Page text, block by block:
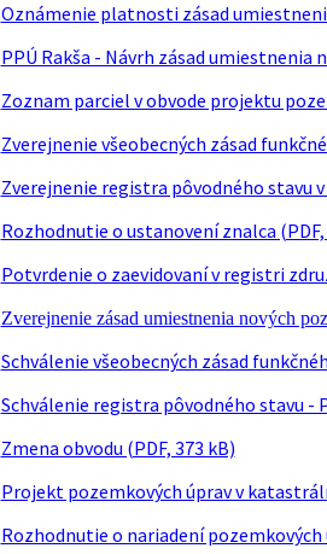
Oznámenie platnosti zásad
PPÚ Rakša - Návrh zásad umiestnenia
Zoznam parciel v obvode projektu
Zverejnenie všeobecných zásad
Zverejnenie registra pôvodného stavu v
Rozhodnutie o ustanovení znalca (PDF,
Potvrdenie o zaevidovaní v registri
Zverejnenie zásad umiestnenia nových
Schválenie všeobecných zásad
Schválenie registra pôvodného stavu -
Zmena obvodu (PDF, 373 kB)
Projekt pozemkových úprav v
Rozhodnutie o nariadení